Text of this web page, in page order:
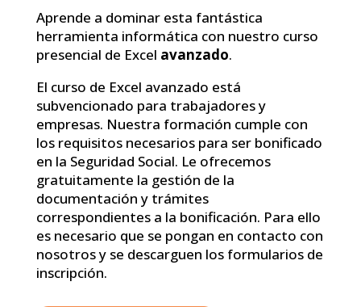
Aprende a dominar esta fantástica
herramienta informática con nuestro curso
presencial de Excel avanzado.
El curso de Excel avanzado está
subvencionado para trabajadores y
empresas. Nuestra formación cumple con
los requisitos necesarios para ser bonificado
en la Seguridad Social. Le ofrecemos
gratuitamente la gestión de la
documentación y trámites
correspondientes a la bonificación. Para ello
es necesario que se pongan en contacto con
nosotros y se descarguen los formularios de
inscripción.